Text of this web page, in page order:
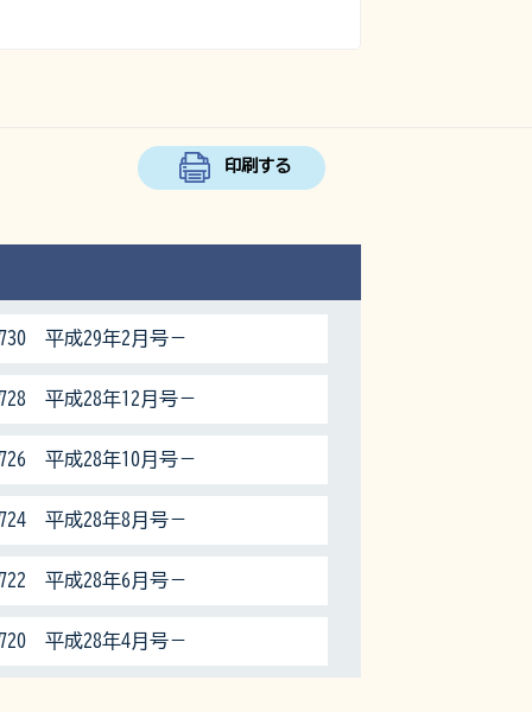
印刷する
平成29年2月号－
平成28年12月号－
平成28年10月号－
平成28年8月号－
平成28年6月号－
平成28年4月号－